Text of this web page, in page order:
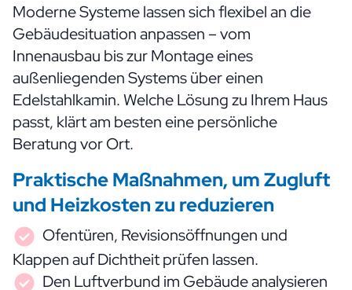
Moderne Systeme lassen sich flexibel an die
Gebäudesituation anpassen – vom
Innenausbau bis zur Montage eines
außenliegenden Systems über einen
Edelstahlkamin. Welche Lösung zu Ihrem Haus
passt, klärt am besten eine persönliche
Beratung vor Ort.
Praktische Maßnahmen, um Zugluft
und Heizkosten zu reduzieren
Ofentüren, Revisionsöffnungen und
Klappen auf Dichtheit prüfen lassen.
Den Luftverbund im Gebäude analysieren